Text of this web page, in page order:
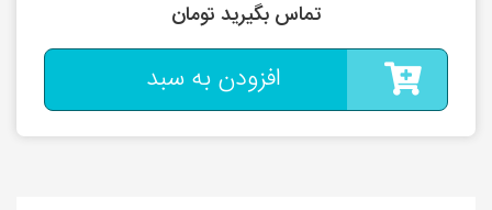
تماس بگیرید تومان
افزودن به سبد